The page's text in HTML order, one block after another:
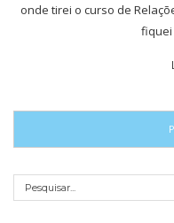
onde tirei o curso de